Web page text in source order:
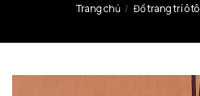
Trang chủ / Đồ trang trí ô tô